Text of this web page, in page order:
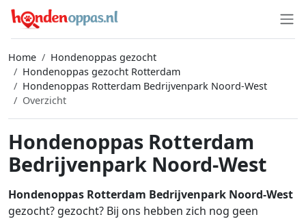
Home
Hondenoppas gezocht
Hondenoppas gezocht Rotterdam
Hondenoppas Rotterdam Bedrijvenpark Noord-West
Overzicht
Hondenoppas Rotterdam
Bedrijvenpark Noord-West
Hondenoppas Rotterdam Bedrijvenpark Noord-West
gezocht? gezocht? Bij ons hebben zich nog geen